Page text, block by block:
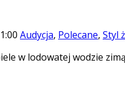
Audycja, Polecane, Styl
w lodowatej wodzie